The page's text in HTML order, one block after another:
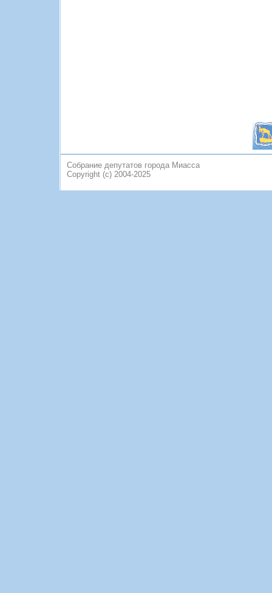
Собрание депутатов города Миасса
Copyright (c) 2004-2025